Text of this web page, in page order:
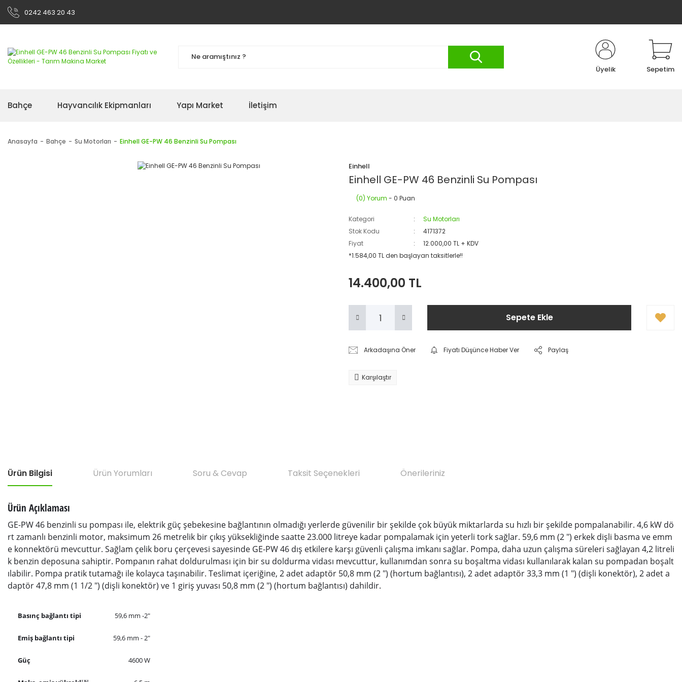
0242 463 20 43
Üyelik Sepetim
Bahçe Hayvancılık Ekipmanları Yapı Market İletişim
Anasayfa Bahçe Su Motorları Einhell GE-PW 46 Benzinli Su Pompası
Einhell
Einhell GE-PW 46 Benzinli Su Pompası
(0) Yorum - 0 Puan
Kategori
Su Motorları
Stok Kodu
4171372
Fiyat
12.000,00 TL + KDV
*1.584,00 TL den başlayan taksitlerle!!
14.400,00 TL
Sepete Ekle
Arkadaşına Öner Fiyatı Düşünce Haber Ver Paylaş
Karşılaştır
Ürün Bilgisi Ürün Yorumları Soru & Cevap Taksit Seçenekleri Önerileriniz
Ürün Açıklaması
GE-PW 46 benzinli su pompası ile, elektrik güç şebekesine bağlantının olmadığı yerlerde güvenilir bir şekilde çok büyük miktarlarda su hızlı bir şekilde pompalanabilir. 4,6 kW dö
rt zamanlı benzinli motor, maksimum 26 metrelik bir çıkış yüksekliğinde saatte 23.000 litreye kadar pompalamak için yeterli tork sağlar. 59,6 mm (2 ") erkek dişli basma ve emm
e konnektörü mevcuttur. Sağlam çelik boru çerçevesi sayesinde GE-PW 46 dış etkilere karşı güvenli çalışma imkanı sağlar. Pompa, daha uzun çalışma süreleri sağlayan 4,2 litreli
k benzin deposuna sahiptir. Pompanın rahat doldurulması için bir su doldurma vidası mevcuttur, kullanımdan sonra su boşaltma vidası kullanılarak kalan su pompadan boşalt
ılabilir. Pompa pratik tutamağı ile kolayca taşınabilir. Teslimat içeriğine, 2 adet adaptör 50,8 mm (2 ") (hortum bağlantısı), 2 adet adaptör 33,3 mm (1 ") (dişli konektör), 2 adet a
daptör 47,8 mm (1 1/2 ") (dişli konektör) ve 1 giriş yuvası 50,8 mm (2 ") (hortum bağlantısı) dahildir.
Basınç bağlantı tipi 59,6 mm -2"
Emiş bağlantı tipi 59,6 mm - 2"
Güç 4600 W